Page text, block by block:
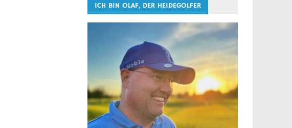
ICH BIN OLAF, DER HEIDEGOLFER